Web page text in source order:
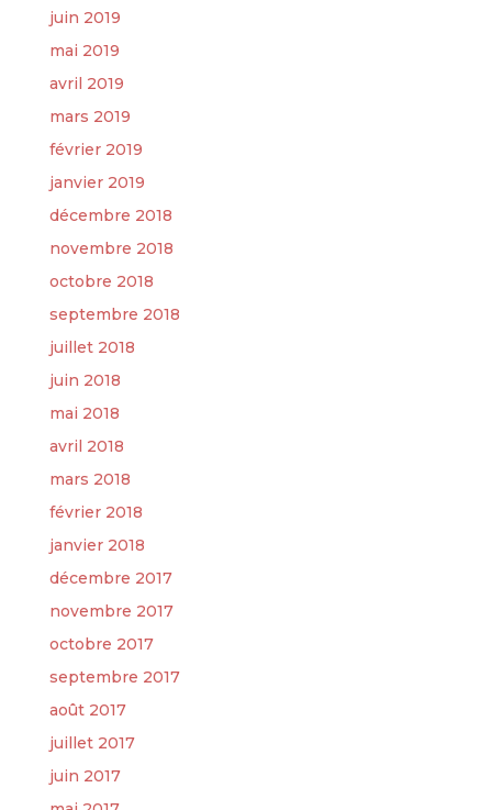
juin 2019
mai 2019
avril 2019
mars 2019
février 2019
janvier 2019
décembre 2018
novembre 2018
octobre 2018
septembre 2018
juillet 2018
juin 2018
mai 2018
avril 2018
mars 2018
février 2018
janvier 2018
décembre 2017
novembre 2017
octobre 2017
septembre 2017
août 2017
juillet 2017
juin 2017